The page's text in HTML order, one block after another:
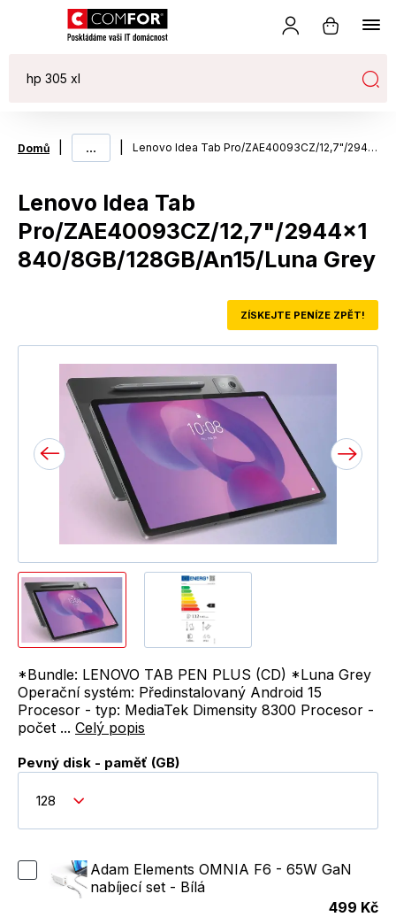
Domů ... Lenovo Idea Tab Pro/ZAE40093CZ/12,7"/2944x1840/8GB/128GB/An15/Luna Grey
Lenovo Idea Tab
Pro/ZAE40093CZ/12,7"/2944x1
840/8GB/128GB/An15/Luna Grey
ZÍSKEJTE PENÍZE ZPĚT!
*Bundle: LENOVO TAB PEN PLUS (CD) *Luna Grey
Operační systém: Předinstalovaný Android 15
Procesor - typ: MediaTek Dimensity 8300 Procesor -
počet ... Celý popis
Pevný disk - paměť (GB)
128
Adam Elements OMNIA F6 - 65W GaN
nabíjecí set - Bílá
499 Kč